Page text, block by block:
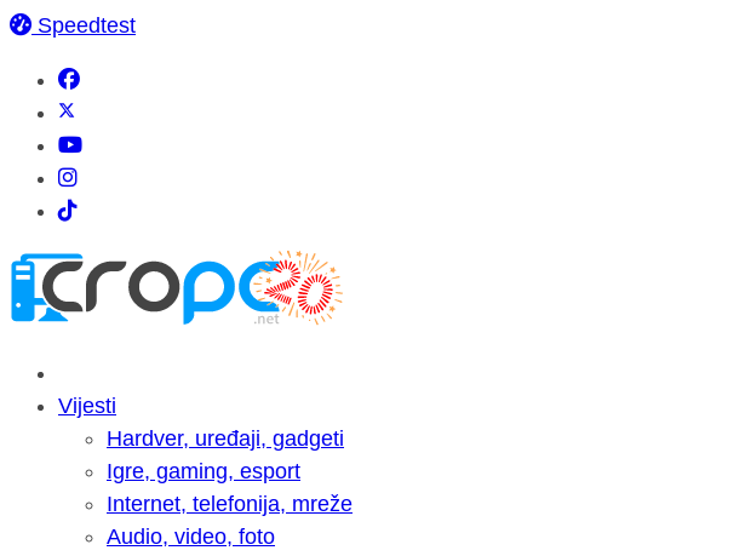
Speedtest
Vijesti
Hardver, uređaji, gadgeti
Igre, gaming, esport
Internet, telefonija, mreže
Audio, video, foto